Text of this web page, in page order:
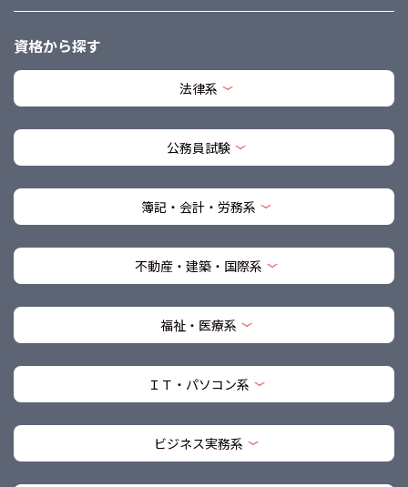
資格から探す
法律系
公務員試験
簿記・会計・労務系
不動産・建築・国際系
福祉・医療系
ＩＴ・パソコン系
ビジネス実務系